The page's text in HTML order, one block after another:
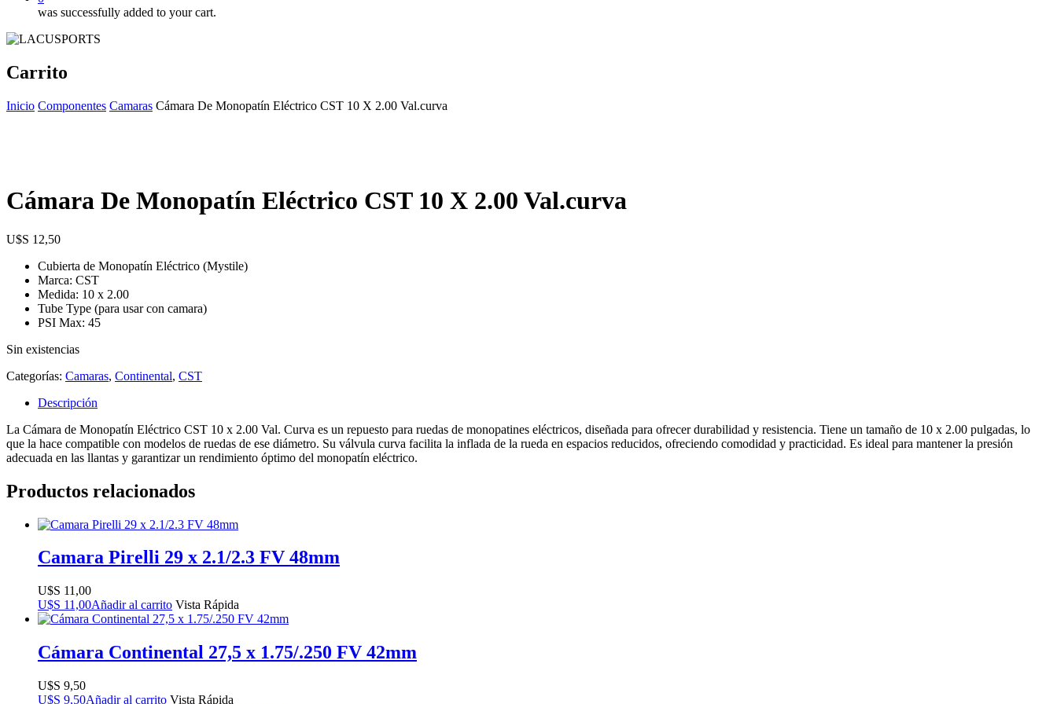
was successfully added to your cart.
Carrito
Inicio Componentes Camaras Cámara De Monopatín Eléctrico CST 10 X 2.00 Val.curva
Cámara De Monopatín Eléctrico CST 10 X 2.00 Val.curva
$
12,50
Cubierta de Monopatín Eléctrico (Mystile)
Marca: CST
Medida: 10 x 2.00
Tube Type (para usar con camara)
PSI Max: 45
Sin existencias
Categorías: Camaras, Continental, CST
Descripción
La Cámara de Monopatín Eléctrico CST 10 x 2.00 Val. Curva es un repuesto para ruedas de monopatines eléctricos, diseñada para ofrecer durabilidad y resistencia. Tiene un tamaño de 10 x 2.00 pulgadas, lo
que la hace compatible con modelos de ruedas de ese diámetro. Su válvula curva facilita la inflada de la rueda en espacios reducidos, ofreciendo comodidad y practicidad. Es ideal para mantener la presión
adecuada en las llantas y garantizar un rendimiento óptimo del monopatín eléctrico.
Productos relacionados
Camara Pirelli 29 x 2.1/2.3 FV 48mm
$
11,00
$
11,00Añadir al carrito Vista Rápida
Cámara Continental 27,5 x 1.75/.250 FV 42mm
$
9,50
$
9,50Añadir al carrito Vista Rápida